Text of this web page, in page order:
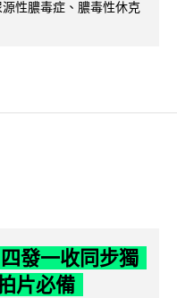
性膿毒症、膿毒性休克
發一收同步獨
片必備